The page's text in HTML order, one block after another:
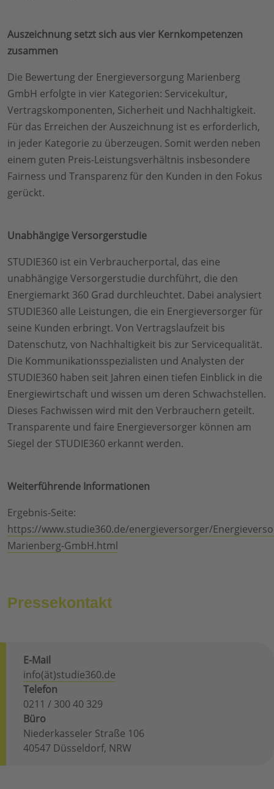
Auszeichnung setzt sich aus vier Kernkompetenzen
zusammen
Die Bewertung der Energieversorgung Marienberg
GmbH erfolgte in vier Kategorien: Servicekultur,
Vertragskomponenten, Sicherheit und Nachhaltigkeit.
Für das Erreichen der Auszeichnung ist es erforderlich,
in jeder Kategorie zu überzeugen. Somit werden neben
einem guten Preis-Leistungsverhältnis insbesondere
Fairness und Transparenz für den Kunden in den Fokus
gerückt.
Unabhängige Versorgerstudie
STUDIE360 ist ein Verbraucherportal, das eine
unabhängige Versorgerstudie durchführt, die den
Energiemarkt 360 Grad durchleuchtet. Dabei analysiert
STUDIE360 alle Leistungen, die ein Energieversorger für
seine Kunden erbringt. Von Vertragslaufzeit bis
Datenschutz, von Nachhaltigkeit bis zur Servicequalität.
Die Kommunikationsspezialisten und Analysten der
STUDIE360 haben seit Jahren einen tiefen Einblick in die
Energiewirtschaft und wissen um deren Schwachstellen.
Dieses Fachwissen wird mit den Verbrauchern geteilt.
Transparente und faire Energieversorger können am
Siegel der STUDIE360 erkannt werden.
Weiterführende Informationen
Ergebnis-Seite:
https://www.studie360.de/energieversorger/
Marienberg-GmbH.html
Pressekontakt
E-Mail
info(ät)studie360.de
Telefon
0211 / 300 40 329
Büro
Niederkasseler Straße 106
40547 Düsseldorf, NRW